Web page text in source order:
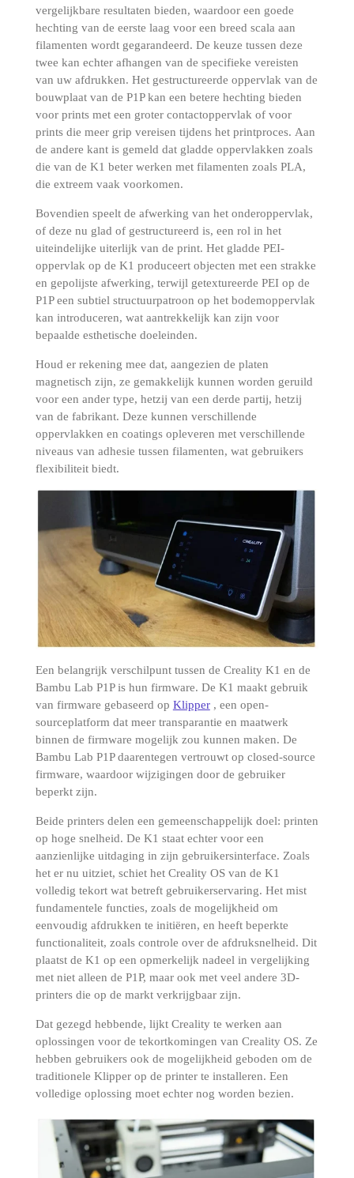
vergelijkbare resultaten bieden, waardoor een goede
hechting van de eerste laag voor een breed scala aan
filamenten wordt gegarandeerd. De keuze tussen deze
twee kan echter afhangen van de specifieke vereisten
van uw afdrukken. Het gestructureerde oppervlak van de
bouwplaat van de P1P kan een betere hechting bieden
voor prints met een groter contactoppervlak of voor
prints die meer grip vereisen tijdens het printproces. Aan
de andere kant is gemeld dat gladde oppervlakken zoals
die van de K1 beter werken met filamenten zoals PLA,
die extreem vaak voorkomen.
Bovendien speelt de afwerking van het onderoppervlak,
of deze nu glad of gestructureerd is, een rol in het
uiteindelijke uiterlijk van de print. Het gladde PEI-
oppervlak op de K1 produceert objecten met een strakke
en gepolijste afwerking, terwijl getextureerde PEI op de
P1P een subtiel structuurpatroon op het bodemoppervlak
kan introduceren, wat aantrekkelijk kan zijn voor
bepaalde esthetische doeleinden.
Houd er rekening mee dat, aangezien de platen
magnetisch zijn, ze gemakkelijk kunnen worden geruild
voor een ander type, hetzij van een derde partij, hetzij
van de fabrikant. Deze kunnen verschillende
oppervlakken en coatings opleveren met verschillende
niveaus van adhesie tussen filamenten, wat gebruikers
flexibiliteit biedt.
Een belangrijk verschilpunt tussen de Creality K1 en de
Bambu Lab P1P is hun firmware. De K1 maakt gebruik
van firmware gebaseerd op Klipper , een open-
sourceplatform dat meer transparantie en maatwerk
binnen de firmware mogelijk zou kunnen maken. De
Bambu Lab P1P daarentegen vertrouwt op closed-source
firmware, waardoor wijzigingen door de gebruiker
beperkt zijn.
Beide printers delen een gemeenschappelijk doel: printen
op hoge snelheid. De K1 staat echter voor een
aanzienlijke uitdaging in zijn gebruikersinterface. Zoals
het er nu uitziet, schiet het Creality OS van de K1
volledig tekort wat betreft gebruikerservaring. Het mist
fundamentele functies, zoals de mogelijkheid om
eenvoudig afdrukken te initiëren, en heeft beperkte
functionaliteit, zoals controle over de afdruksnelheid. Dit
plaatst de K1 op een opmerkelijk nadeel in vergelijking
met niet alleen de P1P, maar ook met veel andere 3D-
printers die op de markt verkrijgbaar zijn.
Dat gezegd hebbende, lijkt Creality te werken aan
oplossingen voor de tekortkomingen van Creality OS. Ze
hebben gebruikers ook de mogelijkheid geboden om de
traditionele Klipper op de printer te installeren. Een
volledige oplossing moet echter nog worden bezien.